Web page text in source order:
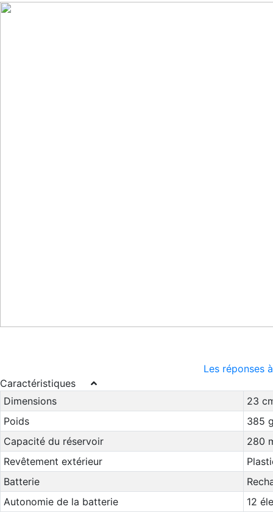
Les réponses
Caractéristiques
Dimensions
23
Poids
385
Capacité du réservoir
280
Revêtement extérieur
Batterie
Autonomie de la batterie
12